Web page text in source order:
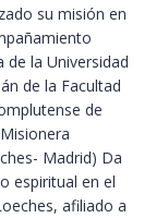
su misión en
la Universidad
de la Facultad
de
Madrid) Da
espiritual en el
afiliado a